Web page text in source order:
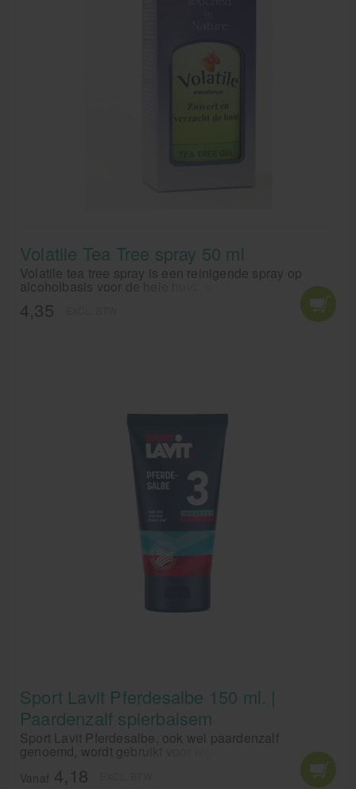
Volatile Tea Tree spray 50 ml
Volatile tea tree spray is een reinigende spray op
alcoholbasis voor de hele huid. Volatile tea tree spray
werkt heilzaam, is antiseptisch en antibacterieel voor
het hoge gehalte aan tea tree olie.
4,35
Sport Lavit Pferdesalbe 150 ml. |
Paardenzalf spierbalsem
Sport Lavit Pferdesalbe, ook wel paardenzalf
genoemd, wordt gebruikt voor regeneratie in twee
fasen, dat wil zeggen dat het eerst afkoelt en daarna
opwarmt om je spieren een regeneratiefase te geven.
Vanaf 4,18